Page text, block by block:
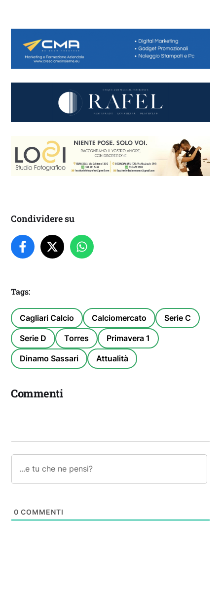
Condividere su
Tags:
Cagliari Calcio Calciomercato Serie C
Serie D Torres Primavera 1
Dinamo Sassari Attualità
Commenti
0 COMMENTI